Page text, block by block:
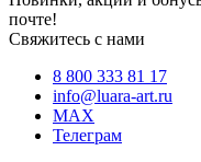
почте!
Свяжитесь с нами
8 800 333 81 17
info@luara-art.ru
MAX
Телеграм